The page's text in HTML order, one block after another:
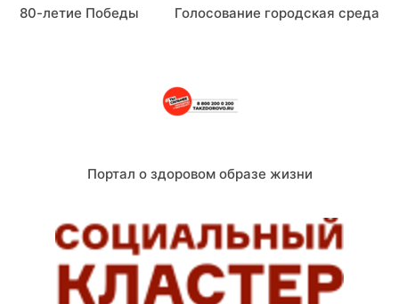
80-летие Победы Голосование городская среда
Портал о здоровом образе жизни